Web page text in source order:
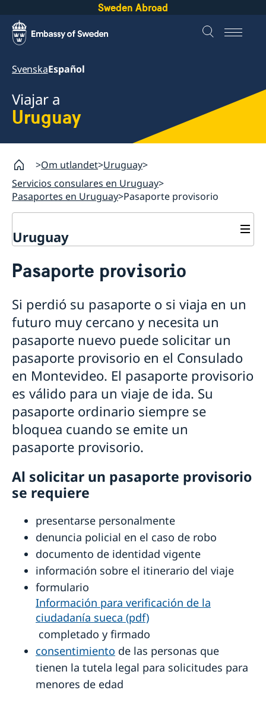
Sweden Abroad
SvenskaEspañol
Viajar a
Uruguay
Om utlandet Uruguay
Servicios consulares en Uruguay
Pasaportes en Uruguay Pasaporte provisorio
Uruguay
Pasaportes en Uruguay
Número de coordinación
Pérdida de pasaporte
Entrega de pasaporte o cédula de identidad nacional
Ciudadanía sueca en Uruguay
Registro de menores que nacieron en el
extranjero
Ciudadanía de menores con padre sueco que
nacieron en el exterior antes del 1 de abril 2015
Perder o conservar la ciudadanía sueca
Doble ciudadanía
Jubilación sueca en Uruguay
Fe de vida en Uruguay
Registro de defunción en Uruguay
Legalizaciones en Uruguay
Aranceles en Uruguay
Pasaporte provisorio
Si perdió su pasaporte o si viaja en un
futuro muy cercano y necesita un
pasaporte nuevo puede solicitar un
pasaporte provisorio en el Consulado
en Montevideo. El pasaporte provisorio
es válido para un viaje de ida. Su
pasaporte ordinario siempre se
bloquea cuando se emite un
pasaporte provisorio.
Al solicitar un pasaporte provisorio
se requiere
presentarse personalmente
denuncia policial en el caso de robo
documento de identidad vigente
información sobre el itinerario del viaje
formulario
Información para verificación de la
ciudadanía sueca (pdf)
completado y firmado
consentimiento de las personas que
tienen la tutela legal para solicitudes para
menores de edad